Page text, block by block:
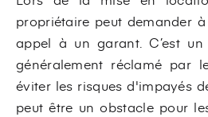
propriétaire peut demander
appel à un garant. C’est
généralement réclamé par
éviter les risques d'impayés
peut être un obstacle pour